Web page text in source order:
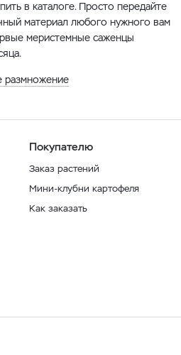
в каталоге. Просто передайте
материал любого нужного вам
меристемные саженцы
размножение
Покупателю
Заказ растений
Мини-клубни картофеля
Как заказать